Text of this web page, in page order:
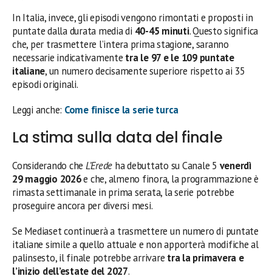
In Italia, invece, gli episodi vengono rimontati e proposti in
puntate dalla durata media di 40-45 minuti. Questo significa
che, per trasmettere l’intera prima stagione, saranno
necessarie indicativamente tra le 97 e le 109 puntate
italiane, un numero decisamente superiore rispetto ai 35
episodi originali.
Leggi anche: Come finisce la serie turca
La stima sulla data del finale
Considerando che L’Erede ha debuttato su Canale 5 venerdì
29 maggio 2026e che, almeno finora, la programmazione è
rimasta settimanale in prima serata, la serie potrebbe
proseguire ancora per diversi mesi.
Se Mediaset continuerà a trasmettere un numero di puntate
italiane simile a quello attuale e non apporterà modifiche al
palinsesto, il finale potrebbe arrivare tra la primavera e
l’inizio dell’estate del 2027.